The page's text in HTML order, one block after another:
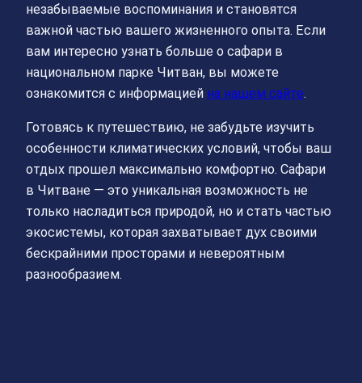
незабываемые воспоминания и становятся
важной частью вашего жизненного опыта. Если
вам интересно узнать больше о сафари в
национальном парке Читван, вы можете
ознакомится с информацией на нашем сайте.
Готовясь к путешествию, не забудьте изучить
особенности климатических условий, чтобы ваш
отдых прошел максимально комфортно. Сафари
в Читване — это уникальная возможность не
только насладиться природой, но и стать частью
экосистемы, которая захватывает дух своими
бескрайними просторами и невероятным
разнообразием.